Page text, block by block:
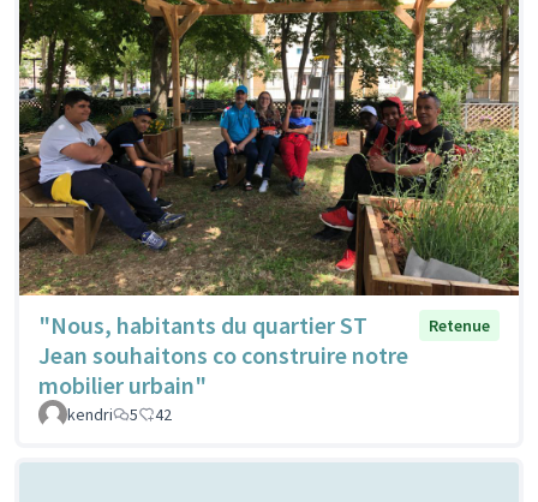
"Nous, habitants du quartier ST
Jean souhaitons co construire notre
mobilier urbain"
Retenue
kendri 5 42